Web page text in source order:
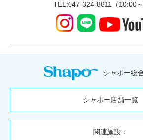
TEL:047-324-8611（10:00～
シャポー総
シャポー店舗一覧
関連施設：